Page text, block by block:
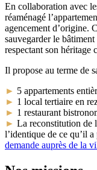
En collaboration avec
réaménagé
agencement d’origine.
sauvegarder le
respectant son héritage
Il propose au terme de
► 5 appartements
► 1 local tertiaire en
► 1 restaurant
► La reconstitution de
l’identique de ce qu’il
demande auprès de la